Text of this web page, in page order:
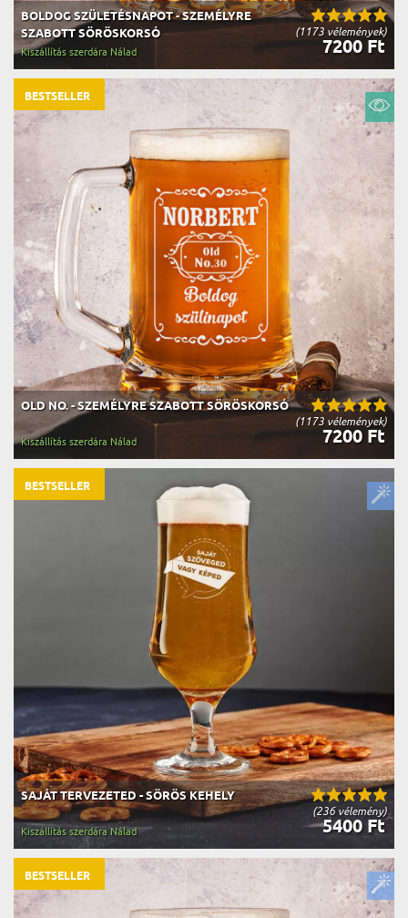
(1173 vélemények)
BOLDOG SZÜLETÉSNAPOT - SZEMÉLYRE
SZABOTT SÖRÖSKORSÓ
7200 Ft
Kiszállítás szerdára Nálad
(1173 vélemények)
OLD NO. - SZEMÉLYRE SZABOTT SÖRÖSKORSÓ
7200 Ft
Kiszállítás szerdára Nálad
BESTSELLER
(236 vélemény)
SAJÁT TERVEZETED - SÖRÖS KEHELY
5400 Ft
Kiszállítás szerdára Nálad
BESTSELLER
BESTSELLER